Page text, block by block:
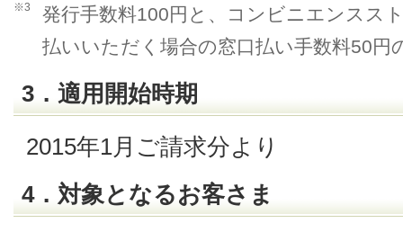
※3
発行手数料100円と、コンビニエンスス
払いいただく場合の窓口払い手数料50円
3．適用開始時期
2015年1月ご請求分より
4．対象となるお客さま